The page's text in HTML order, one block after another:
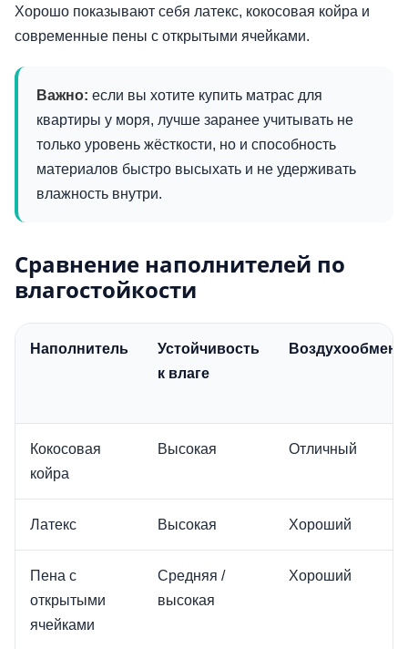
Хорошо показывают себя латекс, кокосовая койра и
современные пены с открытыми ячейками.
Важно: если вы хотите купить матрас для
квартиры у моря, лучше заранее учитывать не
только уровень жёсткости, но и способность
материалов быстро высыхать и не удерживать
влажность внутри.
Сравнение наполнителей по
влагостойкости
Наполнитель
Устойчивость
к влаге
Воздухообмен
Кокосовая
койра
Высокая Отличный
Латекс Высокая Хороший
Пена с
открытыми
ячейками
Средняя /
высокая
Хороший